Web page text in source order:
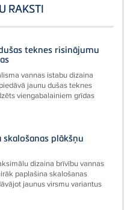
RAKSTI
teknes risinājumu
vannas istabu dizaina
jaunu dušas teknes
viengabalainiem grīdas
skalošanas plākšņu
dizaina brīvību vannas
paplašina skalošanas
jaunus virsmu variantus